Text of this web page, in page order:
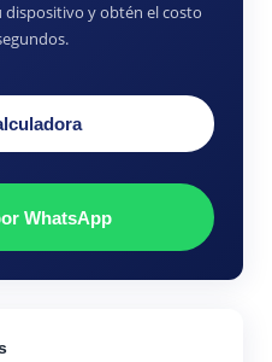
dispositivo y obtén el costo
WhatsApp